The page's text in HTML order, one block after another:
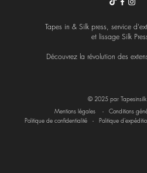
Tapes in & Silk press, service
et lissage Silk
Découvrez la révolution des
© 2025 par Tapesinsilk
Mentions légales - Conditions
Politique de confidentialité- Politique